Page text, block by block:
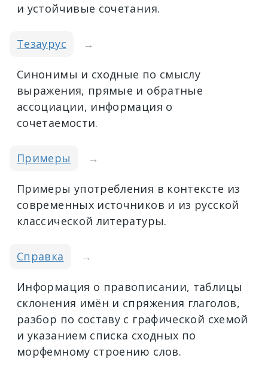
и устойчивые сочетания.
Тезаурус →
Синонимы и сходные по смыслу
выражения, прямые и обратные
ассоциации, информация о
сочетаемости.
Примеры →
Примеры употребления в контексте из
современных источников и из русской
классической литературы.
Справка →
Информация о правописании, таблицы
склонения имён и спряжения глаголов,
разбор по составу с графической схемой
и указанием списка сходных по
морфемному строению слов.